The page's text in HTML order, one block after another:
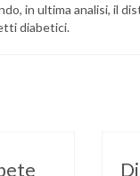
in ultima analisi, il
diabetici.